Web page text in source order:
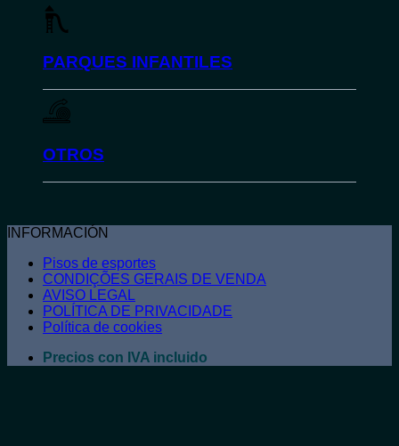
PARQUES INFANTILES
OTROS
INFORMACIÓN
Pisos de esportes
CONDIÇÕES GERAIS DE VENDA
AVISO LEGAL
POLÍTICA DE PRIVACIDADE
Política de cookies
Precios con IVA incluido